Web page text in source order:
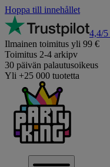
Hoppa till innehållet
4,4/5
Ilmainen toimitus yli 99 €
Toimitus 2-4 arkipv
30 päivän palautusoikeus
Yli +25 000 tuotetta